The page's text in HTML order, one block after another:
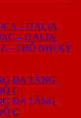
– ITALIA
– ITALIA
– THỖ NHĨ KỲ
ĐA TẦNG
C
ĐA TẦNG
C